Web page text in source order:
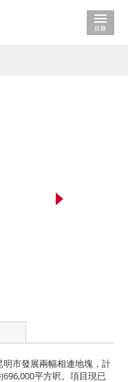
市發展兩幅相連地塊，計
平方呎。項目現已